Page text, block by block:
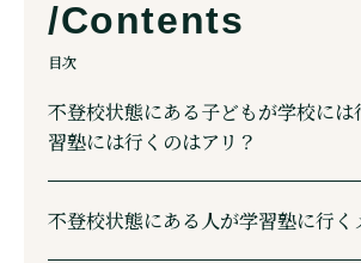
目次
不登校状態にある子どもが学校に
習塾には行くのはアリ？
不登校状態にある人が学習塾に行く